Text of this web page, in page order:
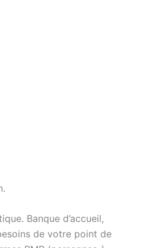
Banque d’accueil,
de votre point de